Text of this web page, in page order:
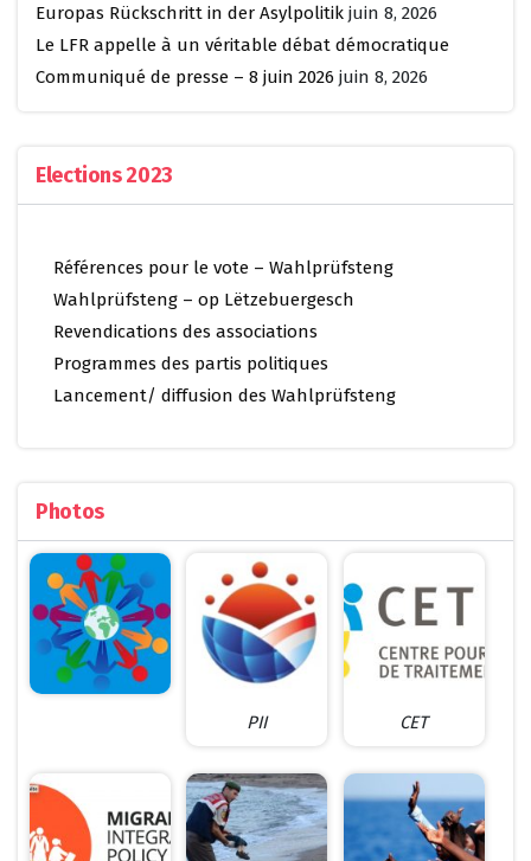
Europas Rückschritt in der Asylpolitik juin 8, 2026
Le LFR appelle à un véritable débat démocratique
Communiqué de presse – 8 juin 2026 juin 8, 2026
Elections 2023
Références pour le vote – Wahlprüfsteng
Wahlprüfsteng – op Lëtzebuergesch
Revendications des associations
Programmes des partis politiques
Lancement/ diffusion des Wahlprüfsteng
Photos
PII CET